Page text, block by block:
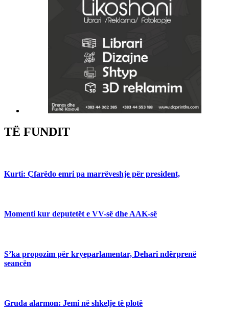
TË FUNDIT
Kurti: Çfarëdo emri pa marrëveshje për president,
Momenti kur deputetët e VV-së dhe AAK-së
S’ka propozim për kryeparlamentar, Dehari ndërprenë
seancën
Gruda alarmon: Jemi në shkelje të plotë